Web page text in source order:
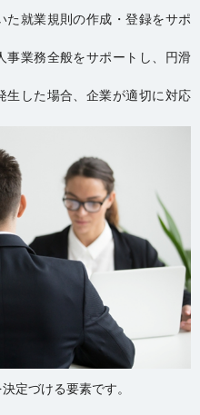
た就業規則の作成・登録をサポ
事業務全般をサポートし、円滑
生した場合、企業が適切に対応
定づける要素です。